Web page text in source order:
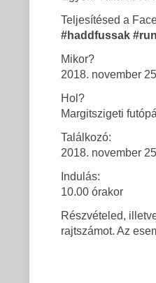
Teljesítésed a
#haddfussak
Mikor?
2018. november
Hol?
Margitszigeti
Találkozó:
2018. november
Indulás:
10.00 órakor
Részvételed,
rajtszámot. Az